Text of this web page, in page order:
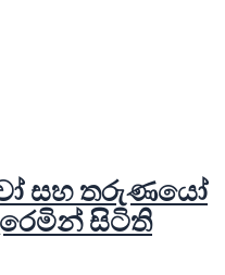
සහ තරුණයෝ
සිටිති